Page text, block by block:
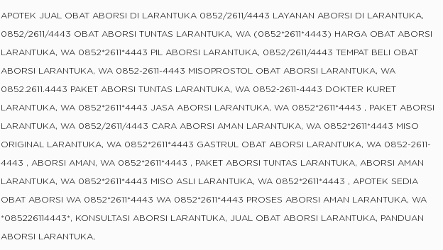
APOTEK JUAL OBAT ABORSI DI LARANTUKA 0852/2611/4443 LAYANAN ABORSI DI LARANTUKA,
0852/2611/4443 OBAT ABORSI TUNTAS LARANTUKA, WA (0852*2611*4443) HARGA OBAT ABORSI
LARANTUKA, WA 0852*2611*4443 PIL ABORSI LARANTUKA, 0852/2611/4443 TEMPAT BELI OBAT
ABORSI LARANTUKA, WA 0852-2611-4443 MISOPROSTOL OBAT ABORSI LARANTUKA, WA
0852.2611.4443 PAKET ABORSI TUNTAS LARANTUKA, WA 0852-2611-4443 DOKTER KURET
LARANTUKA, WA 0852*2611*4443 JASA ABORSI LARANTUKA, WA 0852*2611*4443 , PAKET ABORSI
LARANTUKA, WA 0852/2611/4443 CARA ABORSI AMAN LARANTUKA, WA 0852*2611*4443 MISO
ORIGINAL LARANTUKA, WA 0852*2611*4443 GASTRUL OBAT ABORSI LARANTUKA, WA 0852-2611-
4443 , ABORSI AMAN, WA 0852*2611*4443 , PAKET ABORSI TUNTAS LARANTUKA, ABORSI AMAN
LARANTUKA, WA 0852*2611*4443 MISO ASLI LARANTUKA, WA 0852*2611*4443 , APOTEK SEDIA
OBAT ABORSI WA 0852*2611*4443 WA 0852*2611*4443 PROSES ABORSI AMAN LARANTUKA, WA
*085226114443*, KONSULTASI ABORSI LARANTUKA, JUAL OBAT ABORSI LARANTUKA, PANDUAN
ABORSI LARANTUKA,